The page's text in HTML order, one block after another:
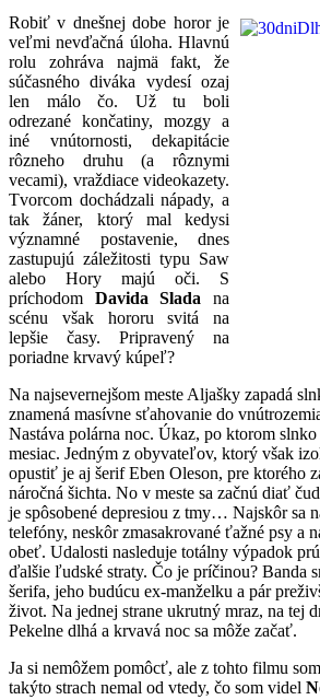
Robiť v dnešnej dobe horor je
veľmi nevďačná úloha. Hlavnú
rolu zohráva najmä fakt, že
súčasného diváka vydesí ozaj
len málo čo. Už tu boli
odrezané končatiny, mozgy a
iné vnútornosti, dekapitácie
rôzneho druhu (a rôznymi
vecami), vraždiace videokazety.
Tvorcom dochádzali nápady, a
tak žáner, ktorý mal kedysi
významné postavenie, dnes
zastupujú záležitosti typu Saw
alebo Hory majú oči. S
príchodom Davida Slada na
scénu však hororu svitá na
lepšie časy. Pripravený na
poriadne krvavý kúpeľ?
Na najsevernejšom meste Aljašky zapadá
znamená masívne sťahovanie do
Nastáva polárna noc. Úkaz, po ktorom slnko
mesiac. Jedným z obyvateľov, ktorý však
opustiť je aj šerif Eben Oleson, pre ktorého
náročná šichta. No v meste sa začnú diať
je spôsobené depresiou z tmy… Najskôr sa
telefóny, neskôr zmasakrované ťažné psy a
obeť. Udalosti nasleduje totálny výpadok
ďalšie ľudské straty. Čo je príčinou? Banda
šerifa, jeho budúcu ex-manželku a pár
život. Na jednej strane ukrutný mraz, na tej
Pekelne dlhá a krvavá noc sa môže začať.
Ja si nemôžem pomôcť, ale z tohto filmu
takýto strach nemal od vtedy, čo som videl